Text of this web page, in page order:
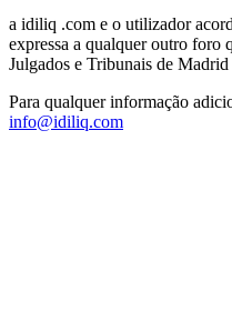
a idiliq .com e o utilizador
expressa a qualquer outro foro
Julgados e Tribunais de Madrid
Para qualquer informação
info@idiliq.com